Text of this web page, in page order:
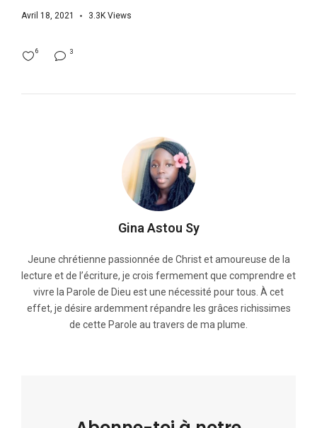
Avril 18, 2021 3.3K Views
3
6
Gina Astou Sy
Jeune chrétienne passionnée de Christ et amoureuse de la
lecture et de l’écriture, je crois fermement que comprendre et
vivre la Parole de Dieu est une nécessité pour tous. À cet
effet, je désire ardemment répandre les grâces richissimes
de cette Parole au travers de ma plume.